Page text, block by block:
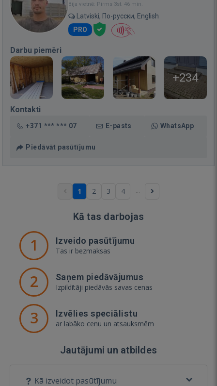
Bija vietnē: Pirms 3st. 46 min.
Latviski, По-русски, English
PRO
Darbu piemēri
+234
Kontakti
+371 *** *** 07 E-pasts WhatsApp
Piedāvāt pasūtījumu
1 2 3 4 ...
Kā tas darbojas
1 Izveido pasūtījumu
Tas ir bezmaksas
2 Saņem piedāvājumus
Izpildītāji piedāvās savas cenas
3 Izvēlies speciālistu
ar labāko cenu un atsauksmēm
Jautājumi un atbildes
Kā izveidot pasūtījumu